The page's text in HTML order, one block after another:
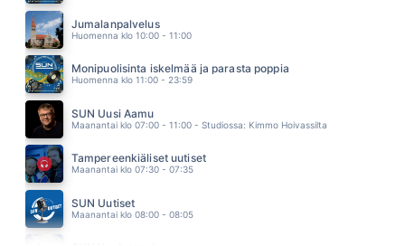
KATRI YLANDER
06.46
Jumalanpalvelus
Huomenna klo 10:00 - 11:00
Monipuolisinta iskelmää ja parasta poppia
Huomenna klo 11:00 - 23:59
SUN Uusi Aamu
Maanantai klo 07:00 - 11:00 - Studiossa: Kimmo Hoivassilta
Tampereenkiäliset uutiset
Maanantai klo 07:30 - 07:35
SUN Uutiset
Maanantai klo 08:00 - 08:05